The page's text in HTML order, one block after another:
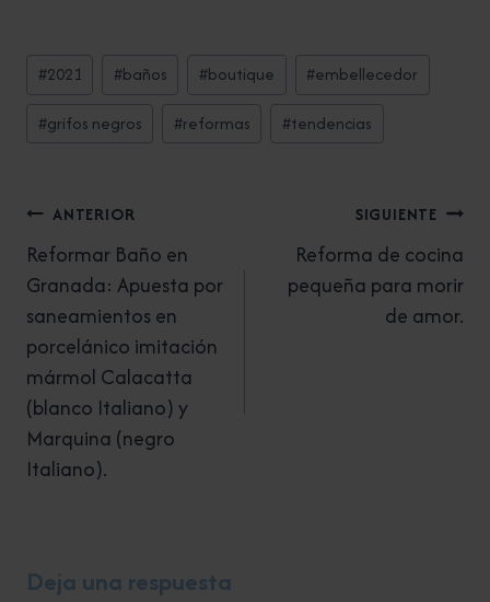
Etiquetas
de
la
entrada:
#2021 #baños #boutique #embellecedor
#grifos negros #reformas #tendencias
Navegación
de
entradas
ANTERIOR
Reformar Baño en
Granada: Apuesta por
saneamientos en
porcelánico imitación
mármol Calacatta
(blanco Italiano) y
Marquina (negro
Italiano).
SIGUIENTE
Reforma de cocina
pequeña para morir
de amor.
Deja una respuesta